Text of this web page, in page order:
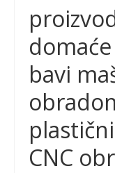
bavi
CNC